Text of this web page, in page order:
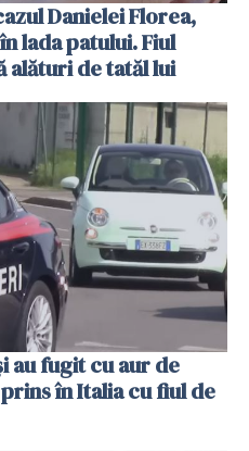
Danielei Florea,
lada patului. Fiul
alături de tatăl lui
au fugit cu aur de
în Italia cu fiul de